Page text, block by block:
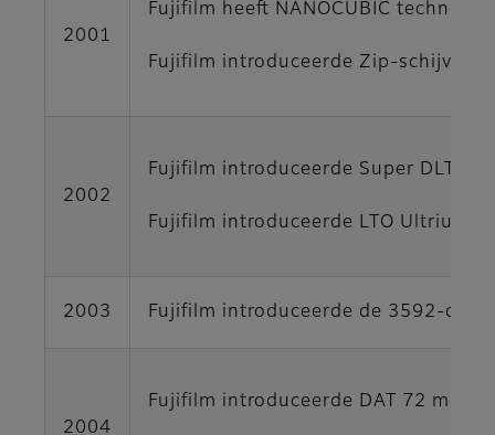
2001
Fujifilm heeft NANOCUBIC
Fujifilm introduceerde Zip-schijven
2002
Fujifilm introduceerde Super
Fujifilm introduceerde LTO Ultrium
2003 Fujifilm introduceerde de 3592-
2004
Fujifilm introduceerde DAT 72 met